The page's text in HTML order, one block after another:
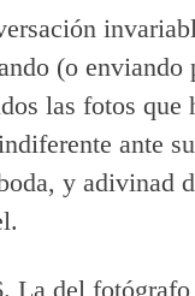
(o
las fotos
ante
y adivinad
del